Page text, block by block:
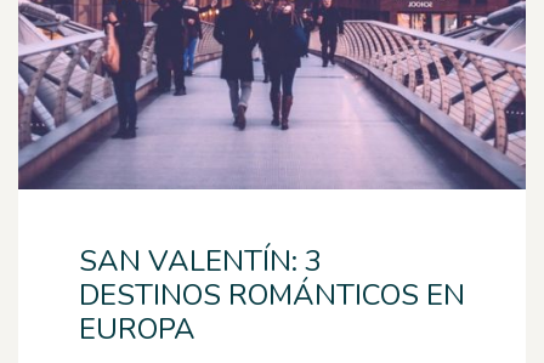
SAN VALENTÍN: 3
DESTINOS ROMÁNTICOS EN
EUROPA